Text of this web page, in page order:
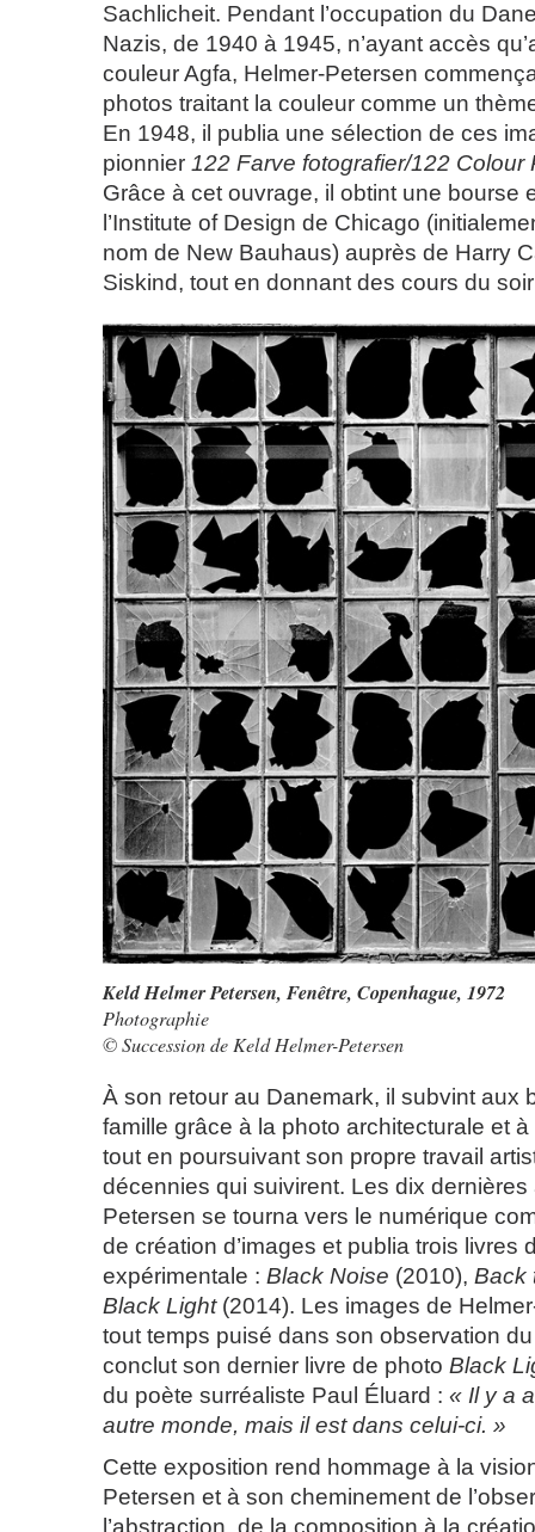
Sachlicheit. Pendant l’occupation du
Nazis, de 1940 à 1945, n’ayant accès
couleur Agfa, Helmer-Petersen
photos traitant la couleur comme un
En 1948, il publia une sélection de ces
pionnier 122 Farve­ fotografier/122 Colour
Grâce à cet ouvrage, il obtint une bourse
l’Institute of Design de Chicago
nom de New Bauhaus) auprès de Harry
Siskind, tout en donnant des cours du
Keld Helmer Petersen, Fenêtre, Copenhague, 1972
Photographie
© Succession de Keld Helmer-Petersen
À son retour au Danemark, il subvint aux
famille grâce à la photo architecturale et à
tout en poursuivant son propre travail
décennies qui suivirent. Les dix
Petersen se tourna vers le numérique
de création d’images et publia trois livres
expérimentale : Black Noise (2010), Back
Black Light(2014). Les images de
tout temps puisé dans son observation
conclut son dernier livre de photo Black
du poète surréaliste Paul Éluard : « Il y a
autre monde, mais il est dans celui-ci. »
Cette exposition rend hommage à la
Petersen et à son cheminement de
l’abstraction, de la composition à la